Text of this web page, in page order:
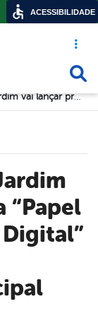
Acesso
Prefeitura de Belo Jardim vai lançar programa “Papel Zero – Belo Jardim Digital” para modernizar o atendimento municipal
“Papel
ACESSIBILIDADE